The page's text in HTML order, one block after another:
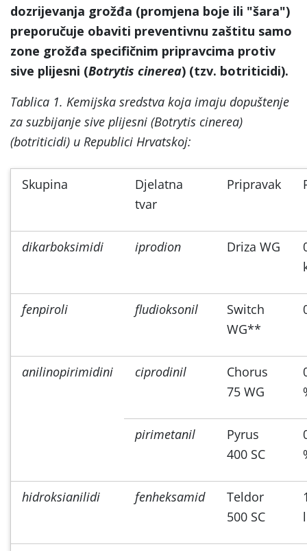
dozrijevanja grožđa (promjena boje ili "šara")
preporučuje obaviti preventivnu zaštitu samo
zone grožđa specifičnim pripravcima protiv
sive plijesni (Botrytis cinerea) (tzv. botriticidi).
Tablica 1. Kemijska sredstva koja imaju dopuštenje
za suzbijanje sive plijesni (Botrytis cinerea)
(botriticidi) u Republici Hrvatskoj:
Skupina
Djelatna
tvar
Pripravak
dikarboksimidi iprodion Driza WG
fenpiroli fludioksonil
Switch
WG**
anilinopirimidini ciprodinil
Chorus
75 WG
pirimetanil
Pyrus
400 SC
hidroksianilidi fenheksamid
Teldor
500 SC